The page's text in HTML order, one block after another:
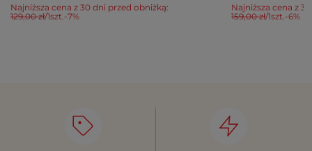
Najniższa cena z 30 dni przed obniżką:
129,00 zł/1szt. -7%
Najniższa cena z
159,00 zł/1szt. -6%